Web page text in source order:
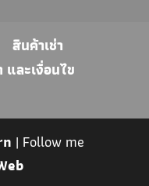
สินค้าเช่า
และเงื่อนไข
| Follow me